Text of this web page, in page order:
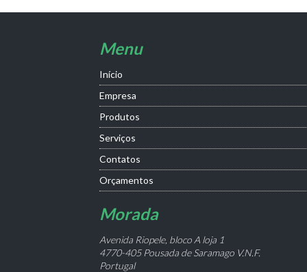
Menu
Início
Empresa
Produtos
Serviços
Contatos
Orçamentos
Morada
Avenida Riopele, bloco A loja 1
4770-405 Pousada de Saramago V.N.F.
Portugal